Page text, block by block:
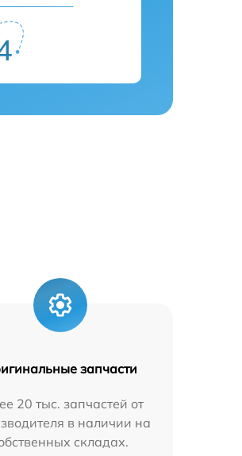
запчасти
20 тыс. запчастей от
в наличии на
складах.